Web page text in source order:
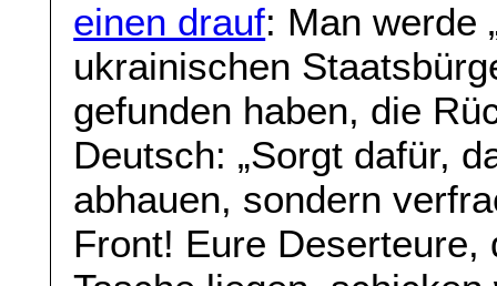
einen drauf: Man werde
ukrainischen
gefunden haben, die
Deutsch: „Sorgt dafür,
abhauen, sondern
Front! Eure